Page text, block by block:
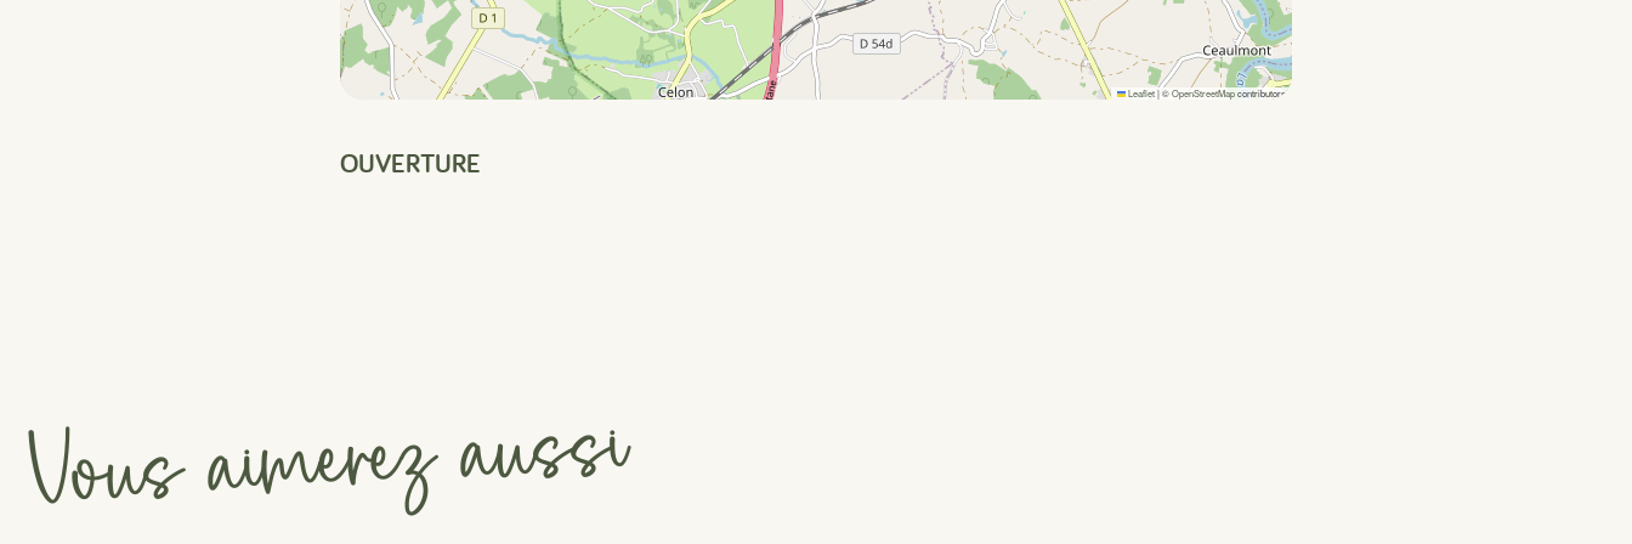
Leaflet|©OpenStreetMapcontributors
OUVERTURE
Vous aimerez aussi